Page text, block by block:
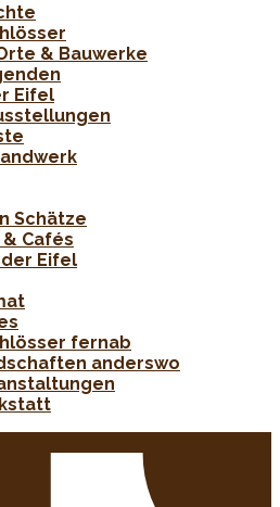
& Bauwerke
Eifel
Schätze
Cafés
Eifel
fernab
anderswo